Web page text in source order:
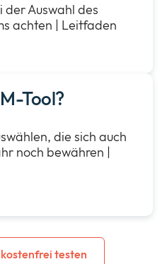
der Auswahl des
achten | Leitfaden
Tool?
die sich auch
noch bewähren |
testen